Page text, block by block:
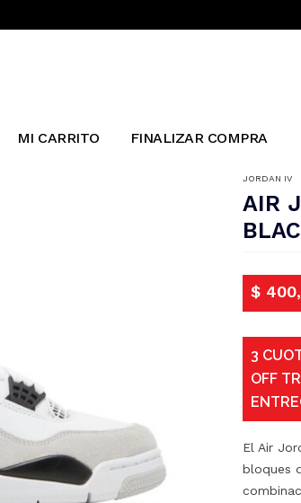
MI CARRITO FINALIZAR COMPRA
JORDAN IV
AIR
$
3
OFF
El Air
bloques